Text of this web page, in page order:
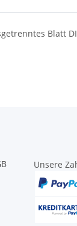
Blatt
Unsere